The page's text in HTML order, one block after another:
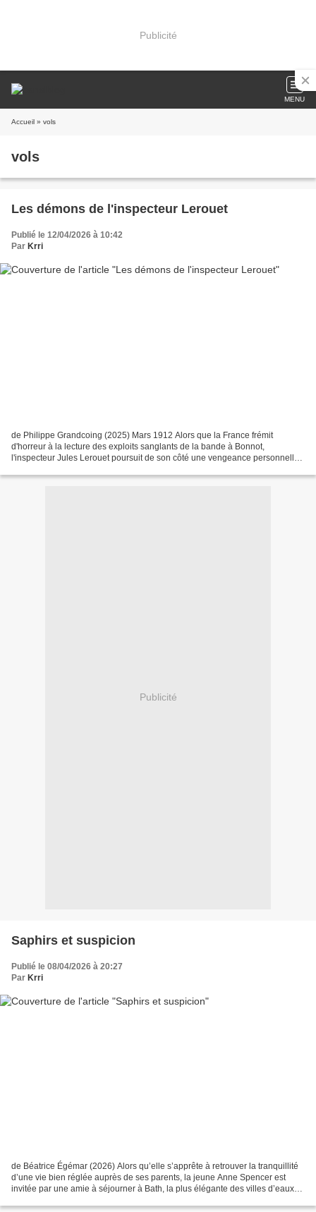
Publicité
MENU
Accueil » vols
vols
Les démons de l'inspecteur Lerouet
Publié le 12/04/2026 à 10:42
Par Krri
de Philippe Grandcoing (2025) Mars 1912 Alors que la France frémit
d'horreur à la lecture des exploits sanglants de la bande à Bonnot,
l'inspecteur Jules Lerouet poursuit de son côté une vengeance personnelle,
Publicité
Saphirs et suspicion
Publié le 08/04/2026 à 20:27
Par Krri
de Béatrice Égémar (2026) Alors qu’elle s’apprête à retrouver la tranquillité
d’une vie bien réglée auprès de ses parents, la jeune Anne Spencer est
invitée par une amie à séjourner à Bath, la plus élégante des villes d’eaux